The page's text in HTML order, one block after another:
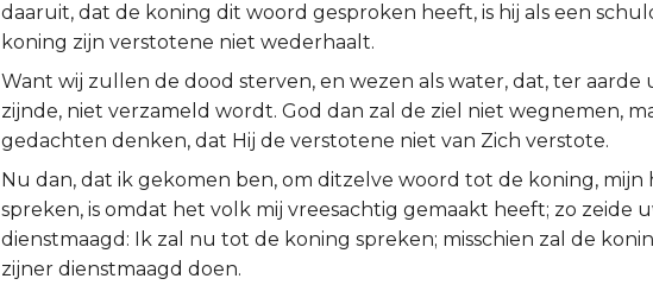
daaruit, dat de koning dit woord gesproken heeft, is hij als een
koning zijn verstotene niet wederhaalt.
Want wij zullen de dood sterven, en wezen als water, dat, ter aarde
zijnde, niet verzameld wordt. God dan zal de ziel niet wegnemen,
gedachten denken, dat Hij de verstotene niet van Zich verstote.
Nu dan, dat ik gekomen ben, om ditzelve woord tot de koning, mijn
spreken, is omdat het volk mij vreesachtig gemaakt heeft; zo zeide
dienstmaagd: Ik zal nu tot de koning spreken; misschien zal de
zijner dienstmaagd doen.